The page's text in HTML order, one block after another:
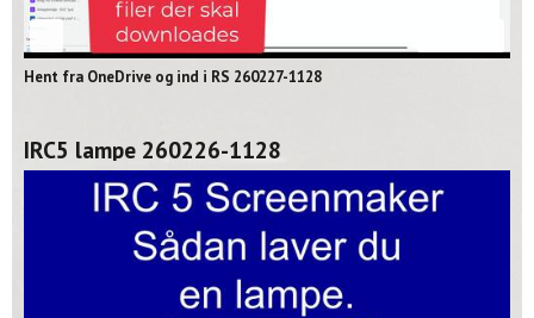
Hent fra OneDrive og ind i RS 260227-1128
IRC5 lampe 260226-1128